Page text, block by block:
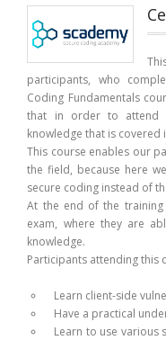
participants, who
Coding Fundamentals
that in order to attend
knowledge that is covered
This course enables our
the field, because here
secure coding instead of
At the end of the
exam, where they are
knowledge.
Participants attending this
Learn client-side
Have a practical
Learn to use various